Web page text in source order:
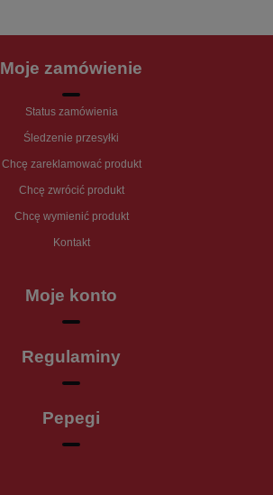
Moje zamówienie
Status zamówienia
Śledzenie przesyłki
Chcę zareklamować produkt
Chcę zwrócić produkt
Chcę wymienić produkt
Kontakt
Moje konto
Regulaminy
Pepegi